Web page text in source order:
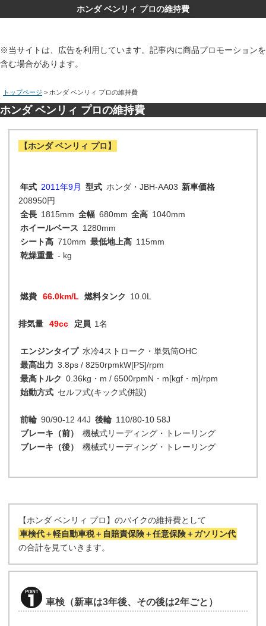
ホンダ ベンリィ プロの維持費
※当サイトは、広告を利用しています。記事内に商品プロモーションを
含む場合があります。
トップページ > ホンダ ベンリィ プロの維持費
ホンダ ベンリィ プロの維持費
【ホンダ ベンリィ プロ】
年式 2011年9月 型式 ホンダ・JBH-AA03 新車価格
208950円
全長 1815mm 全幅 680mm 全高 1040mm
ホイールベース 1280mm
シート高 710mm 最低地上高 115mm
乾燥重量 - kg
燃費 66.0km/L 燃料タンク 10.0L
排気量 49cc 定員 1名
エンジンタイプ 水冷4ストローク・単気筒OHC
最高出力 3.8ps / 8250rpmkW[PS]/rpm
最高トルク 0.36kg・m / 6500rpmN・m[kgf・m]/rpm
始動方式 セルフ式(キック式併設)
前輪 90/90-12 44J 後輪 110/80-10 58J
ブレーキ（前）
機械式リーディング・トレーリング
ブレーキ（後）
機械式リーディング・トレーリング
【ホンダ ベンリィ プロ】のバイクの維持費として
車検代＋軽自動車税＋自賠責保険＋任意保険＋ガソリン代
の合計を見ていきます。
車検（新車は3年後、その後は2年ごと）